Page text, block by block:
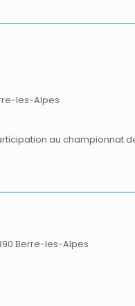
les-Alpes
au championnat
Berre-les-Alpes